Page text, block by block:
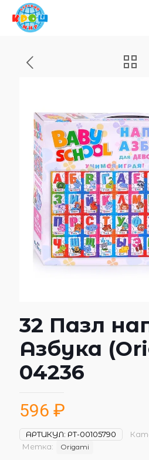
32 Пазл
Азбука
04236
596 ₽
АРТИКУЛ: РТ-00105790
Метка:
Origami